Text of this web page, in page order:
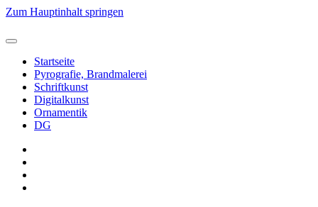
Zum Hauptinhalt springen
Startseite
Pyrografie, Brandmalerei
Schriftkunst
Digitalkunst
Ornamentik
DG